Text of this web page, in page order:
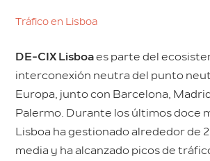
Tráfico en Lisboa
DE-CIX Lisboaes parte del
interconexión neutra del punto
Europa, junto con Barcelona,
Palermo. Durante los últimos doce
Lisboa ha gestionado alrededor de
media y ha alcanzado picos de